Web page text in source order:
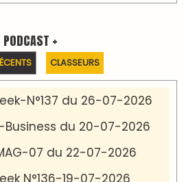
PODCAST +
CLASSEURS
N°137 du 26-07-2026
Business du 20-07-2026
07 du 22-07-2026
N°136-19-07-2026